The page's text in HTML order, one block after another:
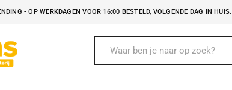
- OP WERKDAGEN VOOR 16:00 BESTELD, VOLGENDE DAG IN HUIS.